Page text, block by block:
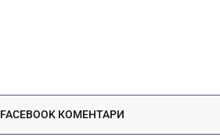
FACEBOOK КОМЕНТАРИ